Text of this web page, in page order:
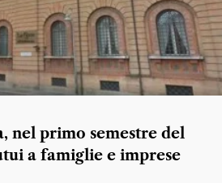
nel primo semestre del
a famiglie e imprese